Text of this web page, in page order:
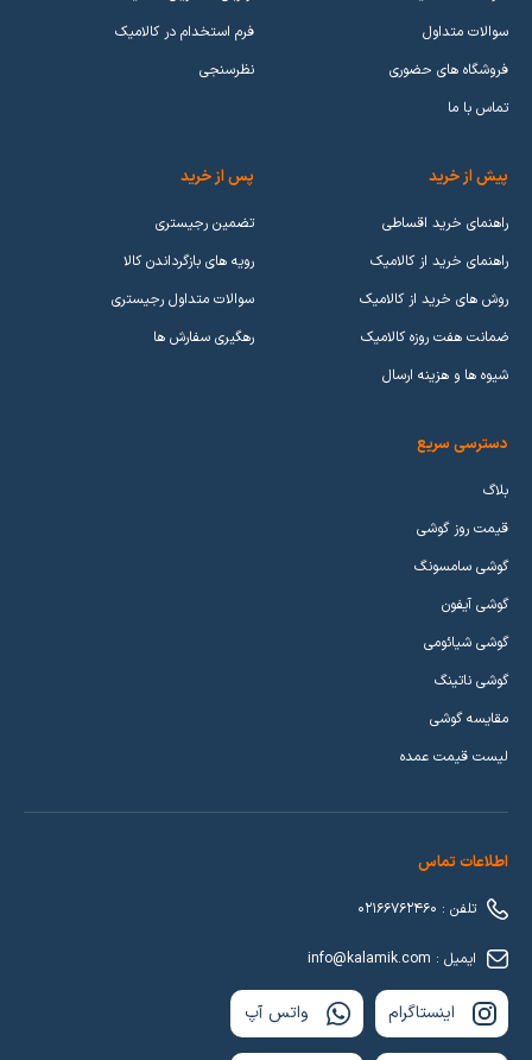
سوالات متداول
فروشگاه های حضوری
تماس با ما
فرم استخدام در کالامیک
نظرسنجی
پیش از خرید
راهنمای خرید اقساطی
راهنمای خرید از کالامیک
روش های خرید از کالامیک
ضمانت هفت روزه کالامیک
شیوه ها و هزینه ارسال
پس از خرید
تضمین رجیستری
رویه های بازگرداندن کالا
سوالات متداول رجیستری
رهگیری سفارش ها
دسترسی سریع
بلاگ
قیمت روز گوشی
گوشی سامسونگ
گوشی آیفون
گوشی شیائومی
گوشی ناتینگ
مقایسه گوشی
لیست قیمت عمده
اطلاعات تماس
تلفن : 02166762460
ایمیل : info@kalamik.com
اینستاگرام واتس آپ